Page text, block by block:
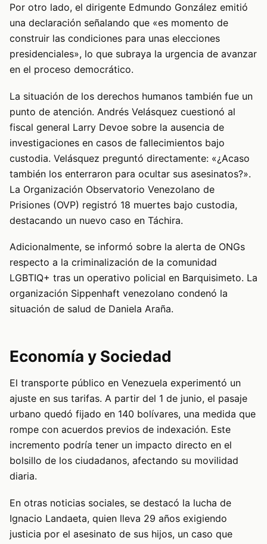
Por otro lado, el dirigente Edmundo González emitió
una declaración señalando que «es momento de
construir las condiciones para unas elecciones
presidenciales», lo que subraya la urgencia de avanzar
en el proceso democrático.
La situación de los derechos humanos también fue un
punto de atención. Andrés Velásquez cuestionó al
fiscal general Larry Devoe sobre la ausencia de
investigaciones en casos de fallecimientos bajo
custodia. Velásquez preguntó directamente: «¿Acaso
también los enterraron para ocultar sus asesinatos?».
La Organización Observatorio Venezolano de
Prisiones (OVP) registró 18 muertes bajo custodia,
destacando un nuevo caso en Táchira.
Adicionalmente, se informó sobre la alerta de ONGs
respecto a la criminalización de la comunidad
LGBTIQ+ tras un operativo policial en Barquisimeto. La
organización Sippenhaft venezolano condenó la
situación de salud de Daniela Araña.
Economía y Sociedad
El transporte público en Venezuela experimentó un
ajuste en sus tarifas. A partir del 1 de junio, el pasaje
urbano quedó fijado en 140 bolívares, una medida que
rompe con acuerdos previos de indexación. Este
incremento podría tener un impacto directo en el
bolsillo de los ciudadanos, afectando su movilidad
diaria.
En otras noticias sociales, se destacó la lucha de
Ignacio Landaeta, quien lleva 29 años exigiendo
justicia por el asesinato de sus hijos, un caso que